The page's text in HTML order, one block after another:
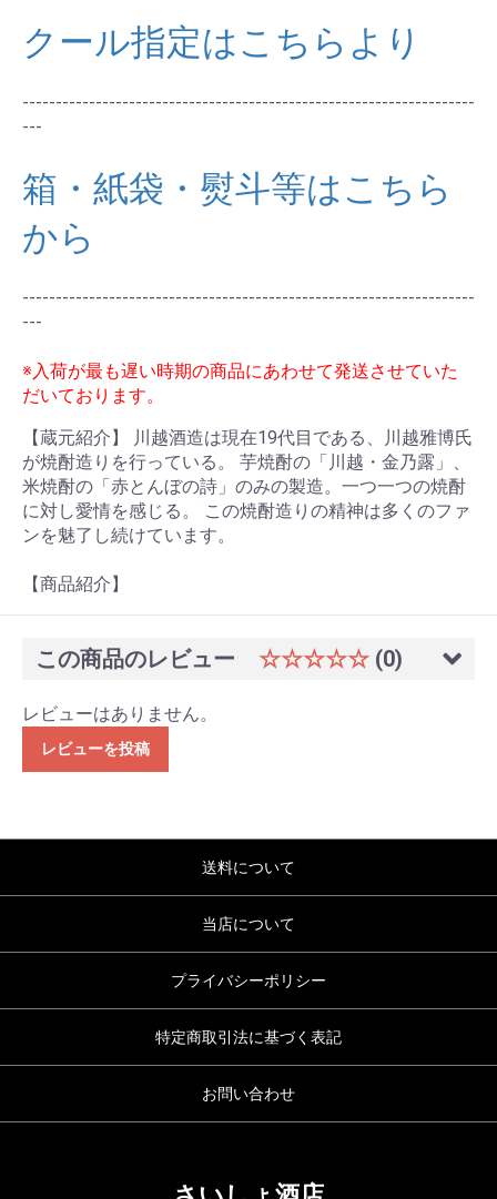
クール指定はこちらより
--------------------------------------------------------------------
---
箱・紙袋・熨斗等はこちら
から
--------------------------------------------------------------------
---
※入荷が最も遅い時期の商品にあわせて発送させていた
だいております。
【蔵元紹介】 川越酒造は現在19代目である、川越雅博氏
が焼酎造りを行っている。 芋焼酎の「川越・金乃露」、
米焼酎の「赤とんぼの詩」のみの製造。一つ一つの焼酎
に対し愛情を感じる。 この焼酎造りの精神は多くのファ
ンを魅了し続けています。
【商品紹介】
この商品のレビュー ☆☆☆☆☆ (0)
レビューはありません。
レビューを投稿
送料について
当店について
プライバシーポリシー
特定商取引法に基づく表記
お問い合わせ